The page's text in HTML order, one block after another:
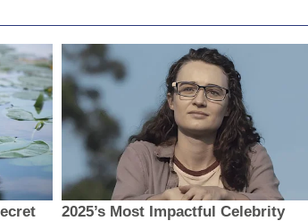
2025’s Most Impactful Celebrity